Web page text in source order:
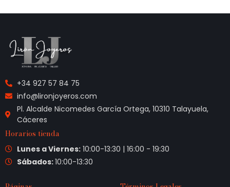
+34 927 57 84 75
info@lironjoyeros.com
Pl. Alcalde Nicomedes García Ortega, 10310 Talayuela,
Cáceres
Horarios tienda
Lunes a Viernes:10:00-13:30 | 16:00 - 19:30
Sábados:10:00-13:30